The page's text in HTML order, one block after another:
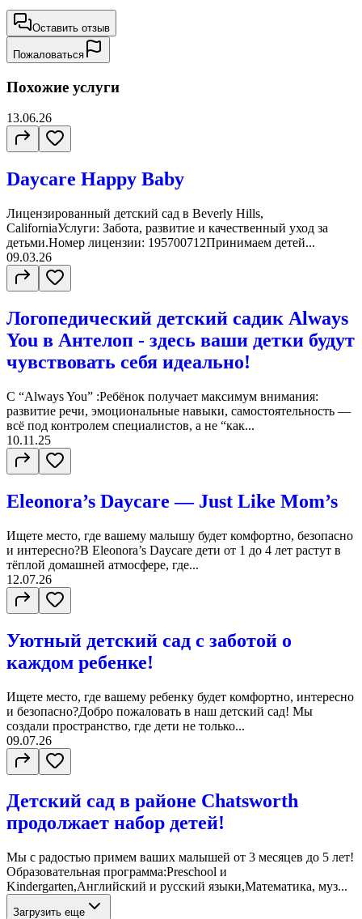
Оставить отзыв
Пожаловаться
Похожие услуги
13.06.26
Daycare Happy Baby
Лицензированный детский сад в Beverly Hills,
CaliforniaУслуги: Забота, развитие и качественный уход за
детьми.Номер лицензии: 195700712Принимаем детей...
09.03.26
Логопедический детский садик Always
You в Антелоп - здесь ваши детки будут
чувствовать себя идеально!
С “Always You” :Ребёнок получает максимум внимания:
развитие речи, эмоциональные навыки, самостоятельность —
всё под контролем специалистов, а не “как...
10.11.25
Eleonora’s Daycare — Just Like Mom’s
Ищете место, где вашему малышу будет комфортно, безопасно
и интересно?В Eleonora’s Daycare дети от 1 до 4 лет растут в
тёплой домашней атмосфере, где...
12.07.26
Уютный детский сад с заботой о
каждом ребенке!
Ищете место, где вашему ребенку будет комфортно, интересно
и безопасно?Добро пожаловать в наш детский сад! Мы
создали пространство, где дети не только...
09.07.26
Детский сад в районе Chatsworth
продолжает набор детей!
Мы с радостью примем ваших малышей от 3 месяцев до 5 лет!
Образовательная программа:Preschool и
Kindergarten,Английский и русский языки,Математика, муз...
Загрузить еще